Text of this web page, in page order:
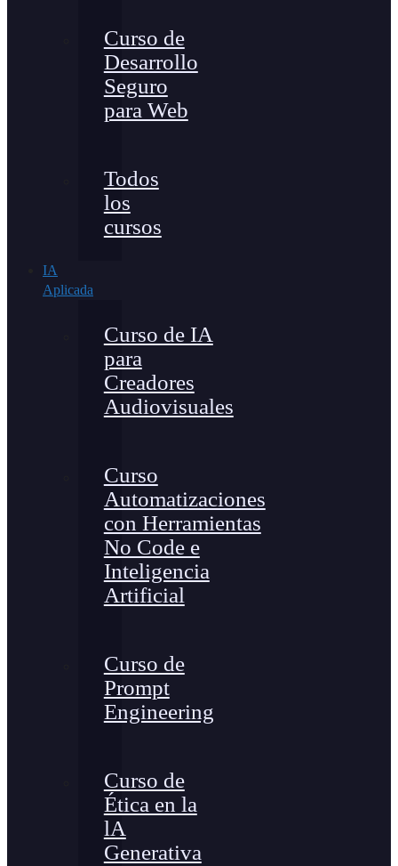
Curso de
Desarrollo
Seguro
para Web
Todos
los
cursos
IA
Aplicada
Curso de IA
para
Creadores
Audiovisuales
Curso
Automatizaciones
con Herramientas
No Code e
Inteligencia
Artificial
Curso de
Prompt
Engineering
Curso de
Ética en la
lA
Generativa